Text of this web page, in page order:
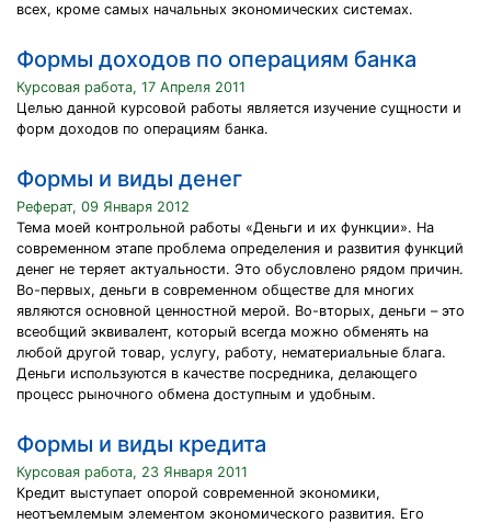
всех, кроме самых начальных экономических системах.
Формы доходов по операциям банка
Курсовая работа, 17 Апреля 2011
Целью данной курсовой работы является изучение сущности и
форм доходов по операциям банка.
Формы и виды денег
Реферат, 09 Января 2012
Тема моей контрольной работы «Деньги и их функции». На
современном этапе проблема определения и развития функций
денег не теряет актуальности. Это обусловлено рядом причин.
Во-первых, деньги в современном обществе для многих
являются основной ценностной мерой. Во-вторых, деньги – это
всеобщий эквивалент, который всегда можно обменять на
любой другой товар, услугу, работу, нематериальные блага.
Деньги используются в качестве посредника, делающего
процесс рыночного обмена доступным и удобным.
Формы и виды кредита
Курсовая работа, 23 Января 2011
Кредит выступает опорой современной экономики,
неотъемлемым элементом экономического развития. Его